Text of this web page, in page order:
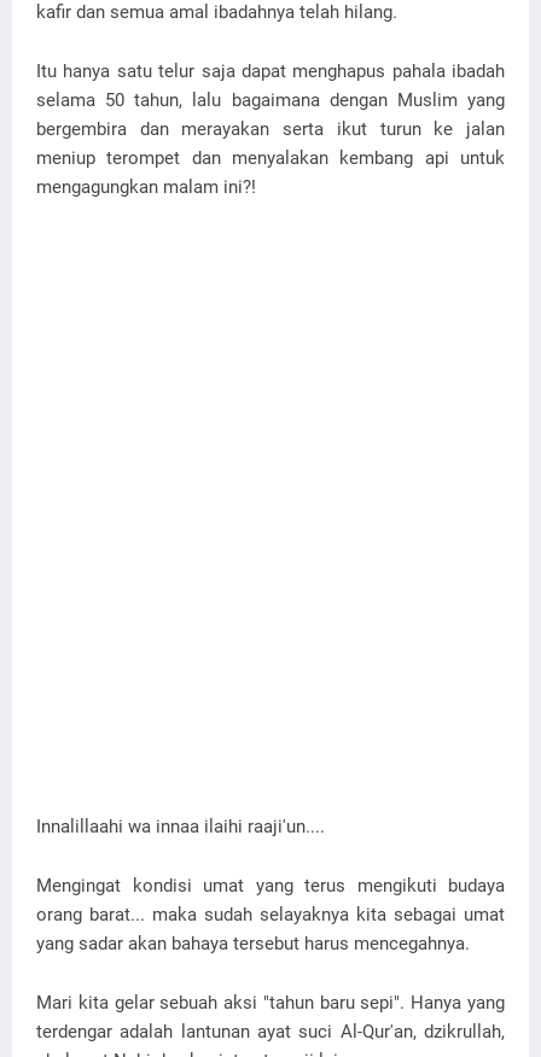
kafir dan semua amal ibadahnya telah hilang.
Itu hanya satu telur saja dapat menghapus pahala ibadah
selama 50 tahun, lalu bagaimana dengan Muslim yang
bergembira dan merayakan serta ikut turun ke jalan
meniup terompet dan menyalakan kembang api untuk
mengagungkan malam ini?!
Innalillaahi wa innaa ilaihi raaji'un....
Mengingat kondisi umat yang terus mengikuti budaya
orang barat... maka sudah selayaknya kita sebagai umat
yang sadar akan bahaya tersebut harus mencegahnya.
Mari kita gelar sebuah aksi "tahun baru sepi". Hanya yang
terdengar adalah lantunan ayat suci Al-Qur'an, dzikrullah,